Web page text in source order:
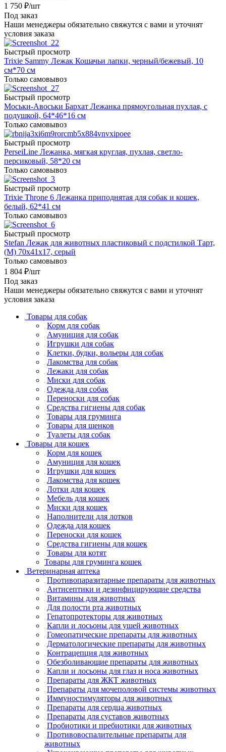
1 750 ₽/шт
Под заказ
Наши менеджеры обязательно свяжутся с вами и уточнят
условия заказа
Быстрый просмотр
Trixie Sammy Лежак Кошачьи лапки, черный/бежевый, 10
см*70 см
Только самовывоз
Быстрый просмотр
Моськи-Авоськи Бархат Лежанка прямоугольная пухлая, с
подушкой, 64*46*16 см
Только самовывоз
Быстрый просмотр
PerseiLine Лежанка, мягкая круглая, пухлая, светло-
персиковый, 58*20 см
Только самовывоз
Быстрый просмотр
Trixie Throne 6 Лежанка приподнятая для собак и кошек,
белый, 62*41 см
Только самовывоз
Быстрый просмотр
Stefan Лежак для животных пластиковый с подстилкой Тарт,
(M) 70х41х17, серый
Только самовывоз
1 804 ₽/шт
Под заказ
Наши менеджеры обязательно свяжутся с вами и уточнят
условия заказа
Товары для собак
Корм для собак
Амуниция для собак
Игрушки для собак
Клетки, будки, вольеры для собак
Лакомства для собак
Лежаки для собак
Миски для собак
Одежда для собак
Переноски для собак
Средства гигиены для собак
Товары для груминга
Товары для щенков
Туалеты для собак
Товары для кошек
Корм для кошек
Амуниция для кошек
Игрушки для кошек
Лакомства для кошек
Лотки для кошек
Мебель для кошек
Миски для кошек
Наполнители для лотков
Одежда для кошек
Переноски для кошек
Средства гигиены для кошек
Товары для котят
Товары для груминга кошек
Ветеринарная аптека
Противопаразитарные препараты для животных
Антисептики и дезинфицирующие средства
Витамины для животных
Для полости рта животных
Гепатопротекторы для животных
Капли и лосьоны для ушей животных
Гомеопатические препараты для животных
Дерматологические препараты для животных
Контрацепция для животных
Обезболивающие препараты для животных
Капли и лосьоны для глаз и носа животных
Препараты для ЖКТ животных
Препараты для мочеполовой системы животных
Иммуностимуляторы для животных
Препараты для сердца животных
Препараты для суставов животных
Пробиотики и пребиотики для животных
Противовоспалительные препараты для
животных